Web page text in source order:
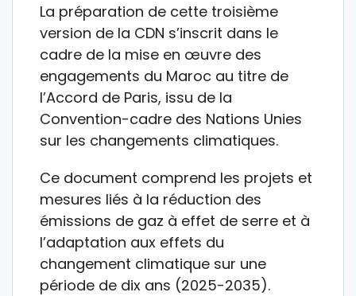
La préparation de cette troisième
version de la CDN s’inscrit dans le
cadre de la mise en œuvre des
engagements du Maroc au titre de
l’Accord de Paris, issu de la
Convention-cadre des Nations Unies
sur les changements climatiques.
Ce document comprend les projets et
mesures liés à la réduction des
émissions de gaz à effet de serre et à
l’adaptation aux effets du
changement climatique sur une
période de dix ans (2025-2035).